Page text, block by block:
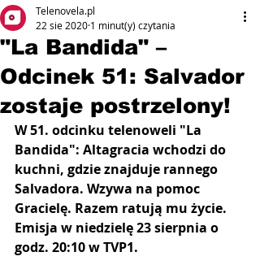
"La Bandida" –
Odcinek 51: Salvador
zostaje postrzelony!
Telenovela.pl
22 sie 2020 1 minut(y) czytania
W 51. odcinku telenoweli "La
Bandida": Altagracia wchodzi do
kuchni, gdzie znajduje rannego
Salvadora. Wzywa na pomoc
Gracielę. Razem ratują mu życie.
Emisja w niedzielę 23 sierpnia o
godz. 20:10 w TVP1.